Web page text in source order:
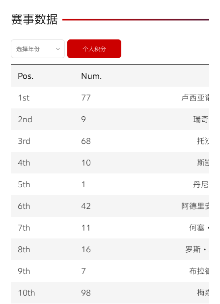
JAN
延布 欧拉 504km
06 Rally 2026 STAGE 3
07 Rally 2026 STAGE 4 (MARATHON)
欧拉 欧拉宿营地 492km
08 Rally 2026 STAGE 5 (MARATHON)
欧拉宿营地 哈伊勒 417km
赛事数据
个人积分
Pos. Num.
1st 77 卢西亚诺
2nd 9 瑞奇・
3rd 68 托沙
4th 10 斯凯
5th 1 丹尼尔
6th 42 阿德里安
7th 11 何塞・
8th 16 罗斯・埃
9th 7 布拉德
10th 98 梅森